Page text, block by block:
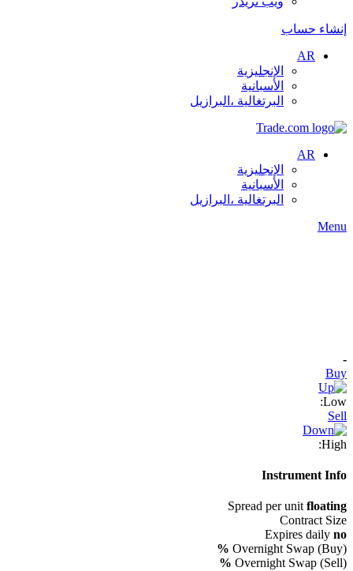
إنشاء حساب
AR
الإنجليزية
الأسبانية
البرتغالية ،البرازيل
AR
الإنجليزية
الأسبانية
البرتغالية ،البرازيل
Menu
-
Buy
Low:
Sell
High:
Instrument Info
Spread per unit floating
Contract Size
Expires daily no
Overnight Swap (Buy)
%
Overnight Swap (Sell)
%